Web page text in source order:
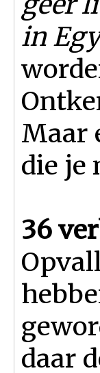
in
Maar
die je
36
daar